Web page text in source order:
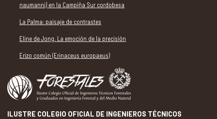
naumanni) en la Campiña Sur cordobesa
La Palma: paisaje de contrastes
Eline de Jong. La emoción de la precisión
Erizo común (Erinaceus europaeus)
ILUSTRE COLEGIO OFICIAL DE INGENIEROS TÉCNICOS